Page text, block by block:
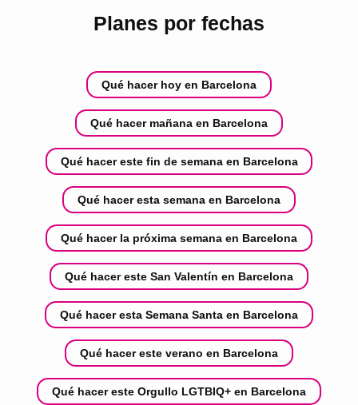
Planes por fechas
Qué hacer hoy en Barcelona
Qué hacer mañana en Barcelona
Qué hacer este fin de semana en Barcelona
Qué hacer esta semana en Barcelona
Qué hacer la próxima semana en Barcelona
Qué hacer este San Valentín en Barcelona
Qué hacer esta Semana Santa en Barcelona
Qué hacer este verano en Barcelona
Qué hacer este Orgullo LGTBIQ+ en Barcelona